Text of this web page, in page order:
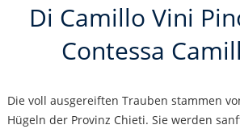
Di Camillo Vini
Contessa
Die voll ausgereiften Trauben stammen
Hügeln der Provinz Chieti. Sie werden